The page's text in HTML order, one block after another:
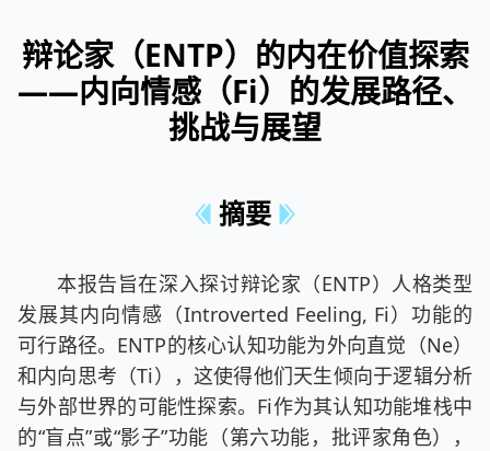
辩论家（ENTP）的内在价值探索
——内向情感（Fi）的发展路径、
挑战与展望
摘要
本报告旨在深入探讨辩论家（ENTP）人格类型
发展其内向情感（Introverted Feeling, Fi）功能的
可行路径。ENTP的核心认知功能为外向直觉（Ne）
和内向思考（Ti），这使得他们天生倾向于逻辑分析
与外部世界的可能性探索。Fi作为其认知功能堆栈中
的“盲点”或“影子”功能（第六功能，批评家角色），